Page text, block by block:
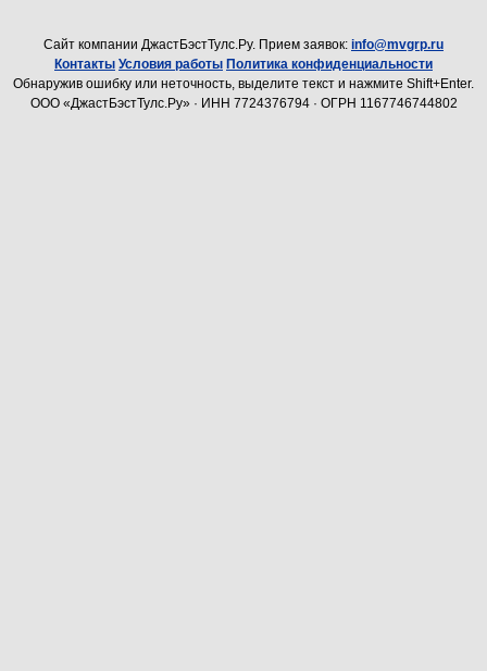
Cайт компании ДжастБэстТулс.Ру. Прием заявок: info@mvgrp.ru
Контакты Условия работы Политика конфиденциальности
Обнаружив ошибку или неточность, выделите текст и нажмите Shift+Enter.
ООО «ДжастБэстТулс.Ру» · ИНН 7724376794 · ОГРН 1167746744802